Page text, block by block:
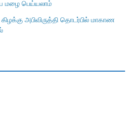
மழை பெய்யலாம்
கிழக்கு அபிவிருத்தி தொடர்பில் மாகாண